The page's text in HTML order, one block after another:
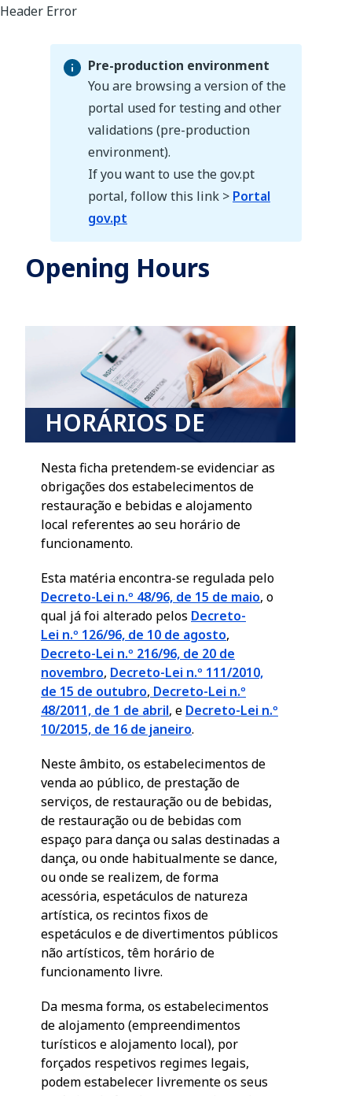
Pre-production environment
Pre-production environment
You are browsing a version of the
portal used for testing and other
validations (pre-production
environment).
If you want to use the gov.pt
portal, follow this link > Portal
gov.pt
Opening Hours
HORÁRIOS DE
FUNCIONAMENTO
Nesta ficha pretendem-se evidenciar as
obrigações dos estabelecimentos de
restauração e bebidas e alojamento
local referentes ao seu horário de
funcionamento.
Esta matéria encontra-se regulada pelo
Decreto-Lei n.º 48/96, de 15 de maio, o
qual já foi alterado pelos Decreto-
Lei n.º 126/96, de 10 de agosto,
Decreto-Lei n.º 216/96, de 20 de
novembro, Decreto-Lei n.º 111/2010,
de 15 de outubro, Decreto-Lei n.º
48/2011, de 1 de abril, e Decreto-Lei n.º
10/2015, de 16 de janeiro.
Neste âmbito, os estabelecimentos de
venda ao público, de prestação de
serviços, de restauração ou de bebidas,
de restauração ou de bebidas com
espaço para dança ou salas destinadas a
dança, ou onde habitualmente se dance,
ou onde se realizem, de forma
acessória, espetáculos de natureza
artística, os recintos fixos de
espetáculos e de divertimentos públicos
não artísticos, têm horário de
funcionamento livre.
Da mesma forma, os estabelecimentos
de alojamento (empreendimentos
turísticos e alojamento local), por
forçados respetivos regimes legais,
podem estabelecer livremente os seus